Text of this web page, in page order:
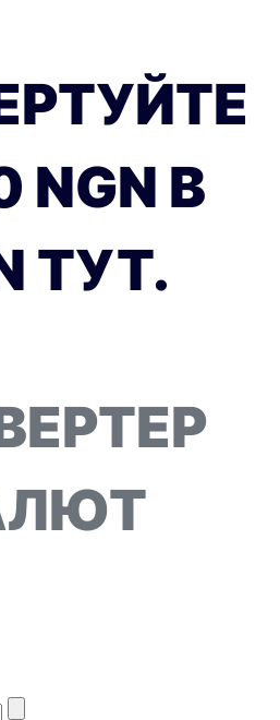
NGN В
ТУТ.